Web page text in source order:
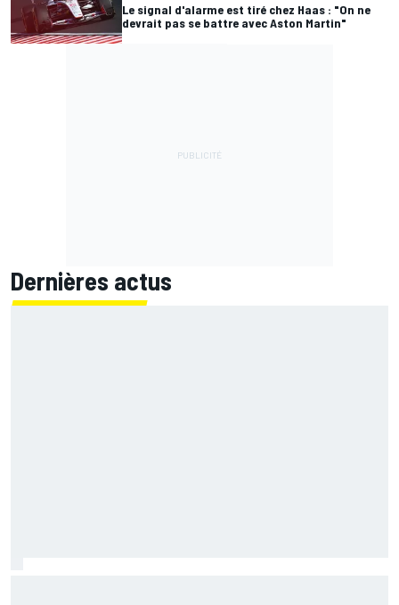
Le signal d'alarme est tiré chez Haas : "On ne
devrait pas se battre avec Aston Martin"
Dernières actus